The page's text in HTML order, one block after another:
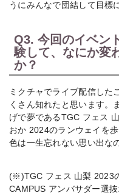
うにみんなで団結して目標
Q3. 今回のイベン
験して、なにか変
か？
ミクチャでライブ配信した
くさん知れたと思います。
げで夢であるTGC フェス
おか 2024のランウェイを
色は一生忘れない思い出な
(※)TGC フェス 山梨 2023
CAMPUS アンバサダー選